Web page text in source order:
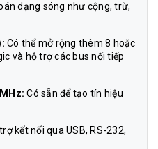
dạng sóng như cộng, trừ,
Có thể mở rộng thêm 8 hoặc
và hỗ trợ các bus nối tiếp
Có sẵn để tạo tín hiệu
kết nối qua USB, RS-232,